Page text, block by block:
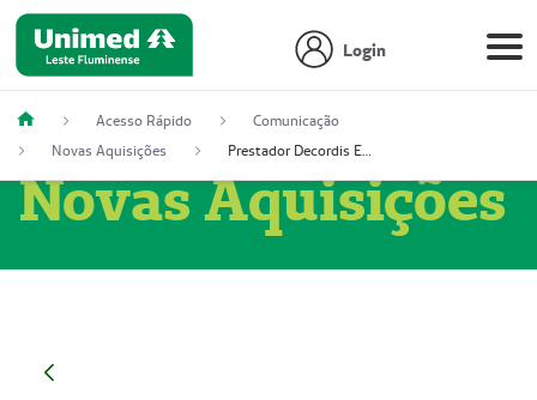
Login
Acesso Rápido
Comunicação
Novas Aquisições
Prestador Decordis Exames Cardiológicos LTDA (51004346-0)
Novas Aquisições